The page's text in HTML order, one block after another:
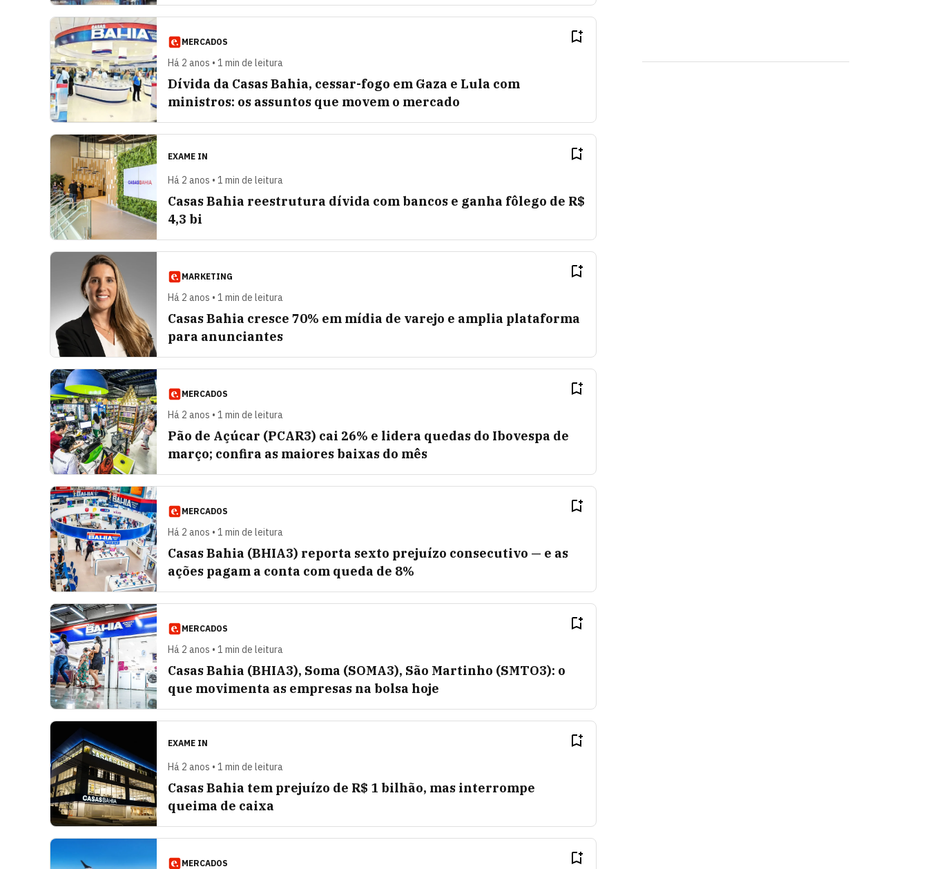
MERCADOS
Há 2 anos • 1 min de leitura
Dívida da Casas Bahia, cessar-fogo em Gaza e Lula com
ministros: os assuntos que movem o mercado
EXAME IN
Há 2 anos • 1 min de leitura
Casas Bahia reestrutura dívida com bancos e ganha fôlego de R$
4,3 bi
MARKETING
Há 2 anos • 1 min de leitura
Casas Bahia cresce 70% em mídia de varejo e amplia plataforma
para anunciantes
MERCADOS
Há 2 anos • 1 min de leitura
Pão de Açúcar (PCAR3) cai 26% e lidera quedas do Ibovespa de
março; confira as maiores baixas do mês
MERCADOS
Há 2 anos • 1 min de leitura
Casas Bahia (BHIA3) reporta sexto prejuízo consecutivo — e as
ações pagam a conta com queda de 8%
MERCADOS
Há 2 anos • 1 min de leitura
Casas Bahia (BHIA3), Soma (SOMA3), São Martinho (SMTO3): o
que movimenta as empresas na bolsa hoje
EXAME IN
Há 2 anos • 1 min de leitura
Casas Bahia tem prejuízo de R$ 1 bilhão, mas interrompe
queima de caixa
MERCADOS